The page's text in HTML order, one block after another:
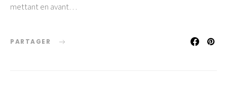
mettant en avant…
PARTAGER